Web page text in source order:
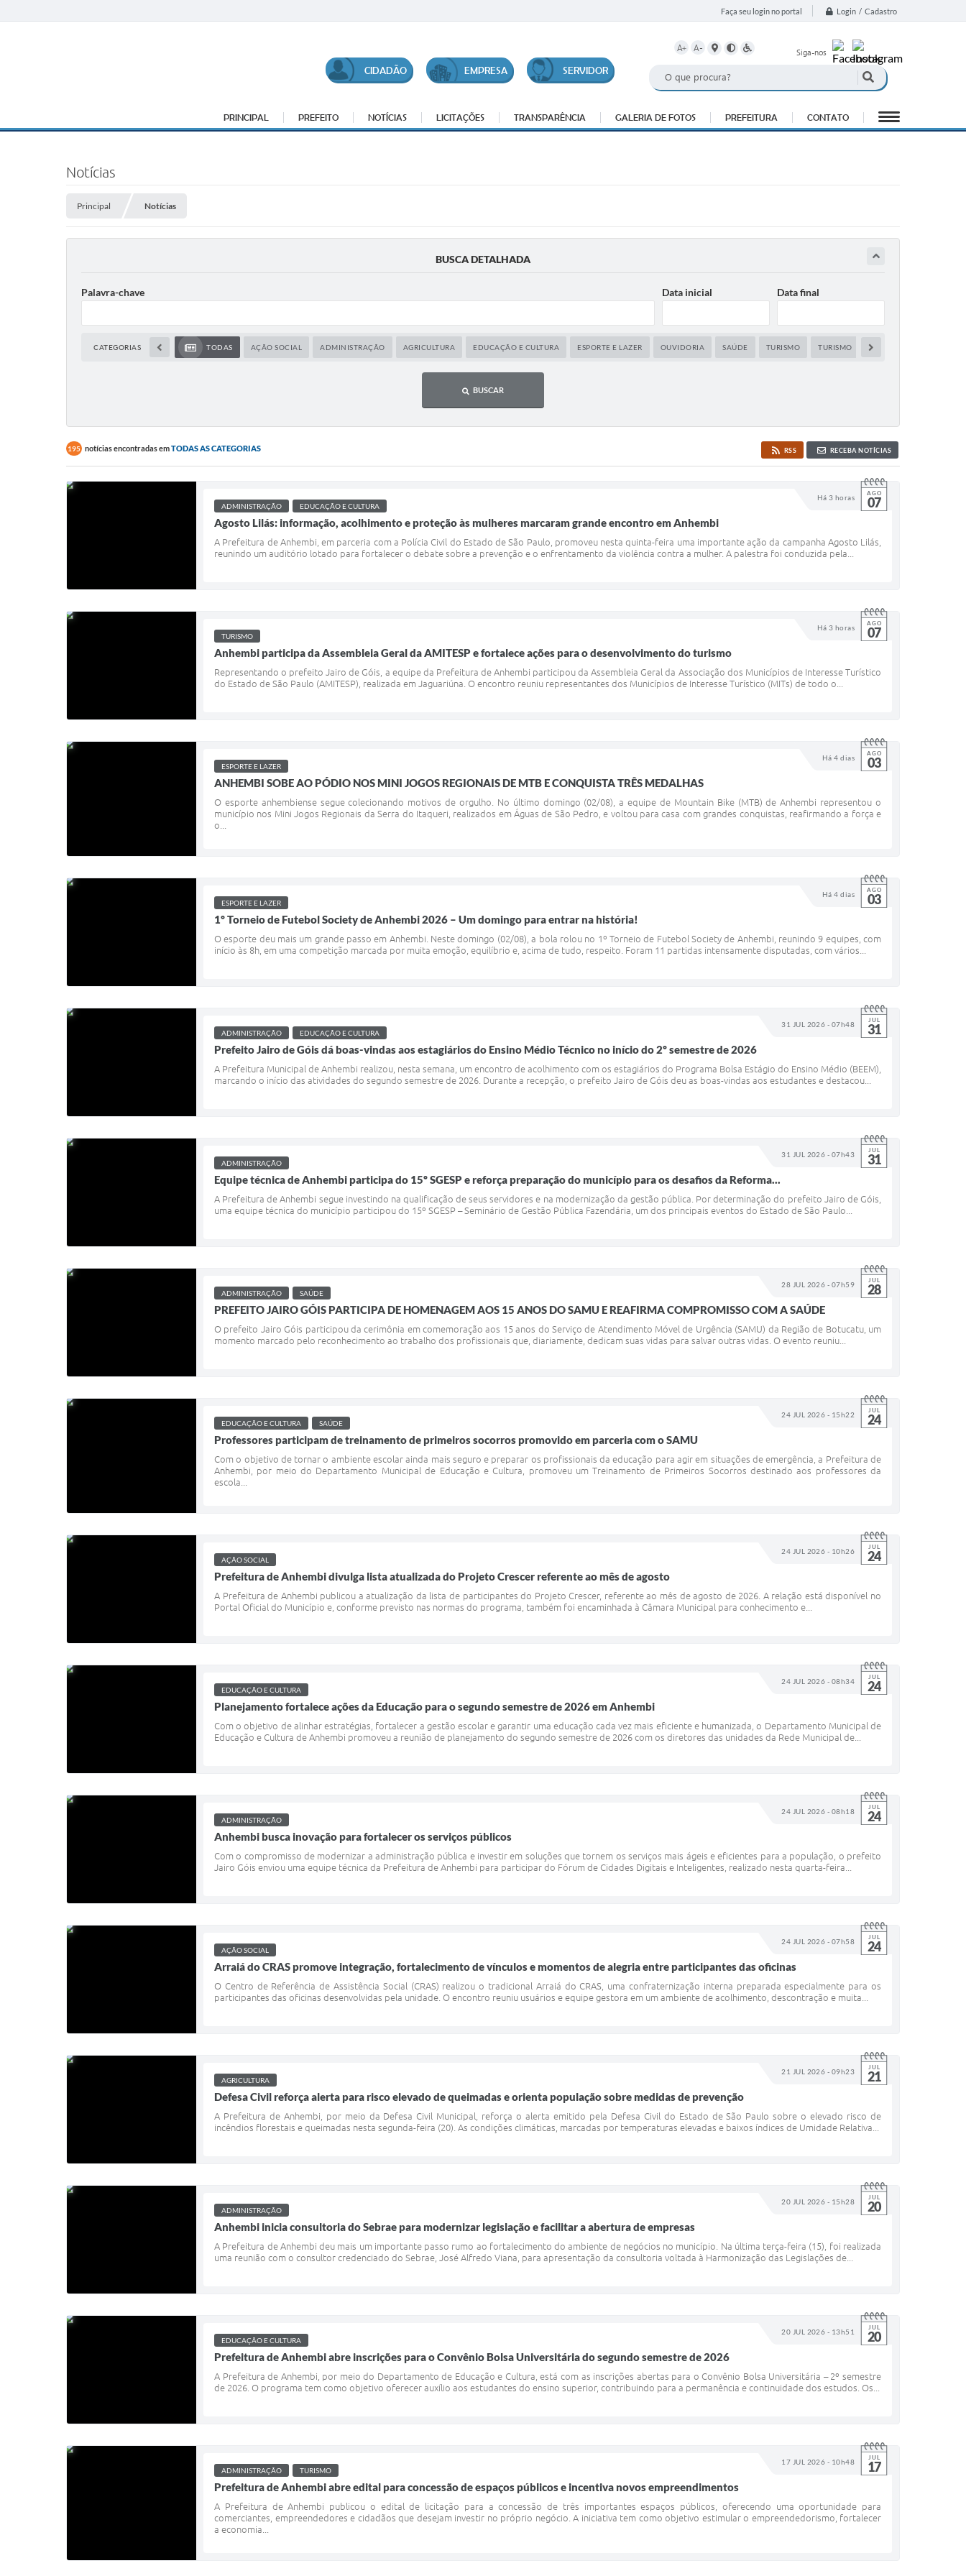
Faça seu login no portal Login / Cadastro
CIDADÃO EMPRESA SERVIDOR
A+ A- Siga-nos
PRINCIPAL PREFEITO NOTÍCIAS LICITAÇÕES TRANSPARÊNCIA GALERIA DE FOTOS PREFEITURA CONTATO
Notícias
Principal Notícias
BUSCA DETALHADA
Palavra-chave Data inicial Data final
CATEGORIAS TODAS AÇÃO SOCIAL ADMINISTRAÇÃO AGRICULTURA EDUCAÇÃO E CULTURA ESPORTE E LAZER OUVIDORIA SAÚDE TURISMO TURISMO
BUSCAR
195 notícias encontradas emTODAS AS CATEGORIAS RSS RECEBA NOTÍCIAS
Há 3 horas AGO
07
ADMINISTRAÇÃO EDUCAÇÃO E CULTURA
Agosto Lilás: informação, acolhimento e proteção às mulheres marcaram grande encontro em Anhembi
A Prefeitura de Anhembi, em parceria com a Polícia Civil do Estado de São Paulo, promoveu nesta quinta-feira uma importante ação da campanha Agosto Lilás,
reunindo um auditório lotado para fortalecer o debate sobre a prevenção e o enfrentamento da violência contra a mulher. A palestra foi conduzida pela...
Há 3 horas AGO
07
TURISMO
Anhembi participa da Assembleia Geral da AMITESP e fortalece ações para o desenvolvimento do turismo
Representando o prefeito Jairo de Góis, a equipe da Prefeitura de Anhembi participou da Assembleia Geral da Associação dos Municípios de Interesse Turístico
do Estado de São Paulo (AMITESP), realizada em Jaguariúna. O encontro reuniu representantes dos Municípios de Interesse Turístico (MITs) de todo o...
Há 4 dias AGO
03
ESPORTE E LAZER
ANHEMBI SOBE AO PÓDIO NOS MINI JOGOS REGIONAIS DE MTB E CONQUISTA TRÊS MEDALHAS
O esporte anhembiense segue colecionando motivos de orgulho. No último domingo (02/08), a equipe de Mountain Bike (MTB) de Anhembi representou o
município nos Mini Jogos Regionais da Serra do Itaqueri, realizados em Águas de São Pedro, e voltou para casa com grandes conquistas, reafirmando a força e
o...
Há 4 dias AGO
03
ESPORTE E LAZER
1º Torneio de Futebol Society de Anhembi 2026 – Um domingo para entrar na história!
O esporte deu mais um grande passo em Anhembi. Neste domingo (02/08), a bola rolou no 1º Torneio de Futebol Society de Anhembi, reunindo 9 equipes, com
início às 8h, em uma competição marcada por muita emoção, equilíbrio e, acima de tudo, respeito. Foram 11 partidas intensamente disputadas, com vários...
31 JUL 2026 - 07h48 JUL
31
ADMINISTRAÇÃO EDUCAÇÃO E CULTURA
Prefeito Jairo de Góis dá boas-vindas aos estagiários do Ensino Médio Técnico no início do 2º semestre de 2026
A Prefeitura Municipal de Anhembi realizou, nesta semana, um encontro de acolhimento com os estagiários do Programa Bolsa Estágio do Ensino Médio (BEEM),
marcando o início das atividades do segundo semestre de 2026. Durante a recepção, o prefeito Jairo de Góis deu as boas-vindas aos estudantes e destacou...
31 JUL 2026 - 07h43 JUL
31
ADMINISTRAÇÃO
Equipe técnica de Anhembi participa do 15º SGESP e reforça preparação do município para os desafios da Reforma...
A Prefeitura de Anhembi segue investindo na qualificação de seus servidores e na modernização da gestão pública. Por determinação do prefeito Jairo de Góis,
uma equipe técnica do município participou do 15º SGESP – Seminário de Gestão Pública Fazendária, um dos principais eventos do Estado de São Paulo...
28 JUL 2026 - 07h59 JUL
28
ADMINISTRAÇÃO SAÚDE
PREFEITO JAIRO GÓIS PARTICIPA DE HOMENAGEM AOS 15 ANOS DO SAMU E REAFIRMA COMPROMISSO COM A SAÚDE
O prefeito Jairo Góis participou da cerimônia em comemoração aos 15 anos do Serviço de Atendimento Móvel de Urgência (SAMU) da Região de Botucatu, um
momento marcado pelo reconhecimento ao trabalho dos profissionais que, diariamente, dedicam suas vidas para salvar outras vidas. O evento reuniu...
24 JUL 2026 - 15h22 JUL
24
EDUCAÇÃO E CULTURA SAÚDE
Professores participam de treinamento de primeiros socorros promovido em parceria com o SAMU
Com o objetivo de tornar o ambiente escolar ainda mais seguro e preparar os profissionais da educação para agir em situações de emergência, a Prefeitura de
Anhembi, por meio do Departamento Municipal de Educação e Cultura, promoveu um Treinamento de Primeiros Socorros destinado aos professores da
escola...
24 JUL 2026 - 10h26 JUL
24
AÇÃO SOCIAL
Prefeitura de Anhembi divulga lista atualizada do Projeto Crescer referente ao mês de agosto
A Prefeitura de Anhembi publicou a atualização da lista de participantes do Projeto Crescer, referente ao mês de agosto de 2026. A relação está disponível no
Portal Oficial do Município e, conforme previsto nas normas do programa, também foi encaminhada à Câmara Municipal para conhecimento e...
24 JUL 2026 - 08h34 JUL
24
EDUCAÇÃO E CULTURA
Planejamento fortalece ações da Educação para o segundo semestre de 2026 em Anhembi
Com o objetivo de alinhar estratégias, fortalecer a gestão escolar e garantir uma educação cada vez mais eficiente e humanizada, o Departamento Municipal de
Educação e Cultura de Anhembi promoveu a reunião de planejamento do segundo semestre de 2026 com os diretores das unidades da Rede Municipal de...
24 JUL 2026 - 08h18 JUL
24
ADMINISTRAÇÃO
Anhembi busca inovação para fortalecer os serviços públicos
Com o compromisso de modernizar a administração pública e investir em soluções que tornem os serviços mais ágeis e eficientes para a população, o prefeito
Jairo Góis enviou uma equipe técnica da Prefeitura de Anhembi para participar do Fórum de Cidades Digitais e Inteligentes, realizado nesta quarta-feira...
24 JUL 2026 - 07h58 JUL
24
AÇÃO SOCIAL
Arraiá do CRAS promove integração, fortalecimento de vínculos e momentos de alegria entre participantes das oficinas
O Centro de Referência de Assistência Social (CRAS) realizou o tradicional Arraiá do CRAS, uma confraternização interna preparada especialmente para os
participantes das oficinas desenvolvidas pela unidade. O encontro reuniu usuários e equipe gestora em um ambiente de acolhimento, descontração e muita...
21 JUL 2026 - 09h23 JUL
21
AGRICULTURA
Defesa Civil reforça alerta para risco elevado de queimadas e orienta população sobre medidas de prevenção
A Prefeitura de Anhembi, por meio da Defesa Civil Municipal, reforça o alerta emitido pela Defesa Civil do Estado de São Paulo sobre o elevado risco de
incêndios florestais e queimadas nesta segunda-feira (20). As condições climáticas, marcadas por temperaturas elevadas e baixos índices de Umidade Relativa...
20 JUL 2026 - 15h28 JUL
20
ADMINISTRAÇÃO
Anhembi inicia consultoria do Sebrae para modernizar legislação e facilitar a abertura de empresas
A Prefeitura de Anhembi deu mais um importante passo rumo ao fortalecimento do ambiente de negócios no município. Na última terça-feira (15), foi realizada
uma reunião com o consultor credenciado do Sebrae, José Alfredo Viana, para apresentação da consultoria voltada à Harmonização das Legislações de...
20 JUL 2026 - 13h51 JUL
20
EDUCAÇÃO E CULTURA
Prefeitura de Anhembi abre inscrições para o Convênio Bolsa Universitária do segundo semestre de 2026
A Prefeitura de Anhembi, por meio do Departamento de Educação e Cultura, está com as inscrições abertas para o Convênio Bolsa Universitária – 2º semestre
de 2026. O programa tem como objetivo oferecer auxílio aos estudantes do ensino superior, contribuindo para a permanência e continuidade dos estudos. Os...
17 JUL 2026 - 10h48 JUL
17
ADMINISTRAÇÃO TURISMO
Prefeitura de Anhembi abre edital para concessão de espaços públicos e incentiva novos empreendimentos
A Prefeitura de Anhembi publicou o edital de licitação para a concessão de três importantes espaços públicos, oferecendo uma oportunidade para
comerciantes, empreendedores e cidadãos que desejam investir no próprio negócio. A iniciativa tem como objetivo estimular o empreendedorismo, fortalecer
a economia...